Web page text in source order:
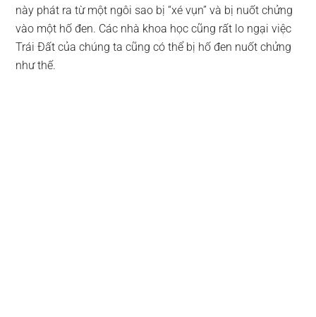
này phát ra từ một ngôi sao bị “xé vụn” và bị nuốt chửng
vào một hố đen. Các nhà khoa học cũng rất lo ngại việc
Trái Đất của chúng ta cũng có thể bị hố đen nuốt chửng
như thế.